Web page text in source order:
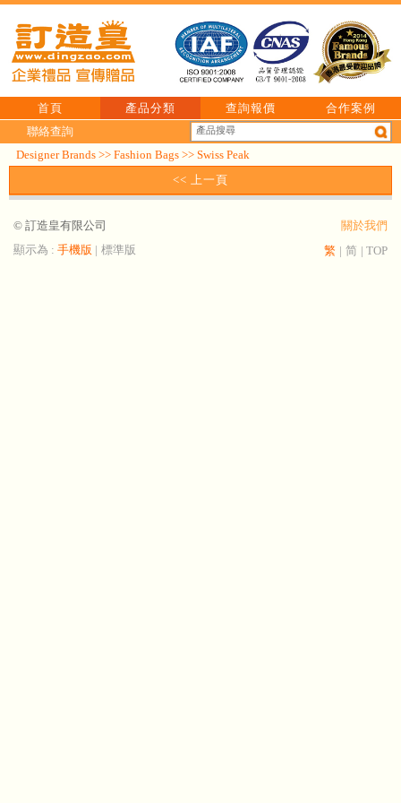
首頁 產品分類 查詢報價
合作案例
聯絡查詢
Designer Brands >> Fashion Bags >> Swiss Peak
<< 上一頁
關於我們
© 訂造皇有限公司
顯示為 : 手機版 | 標準版 繁 | 简 | TOP